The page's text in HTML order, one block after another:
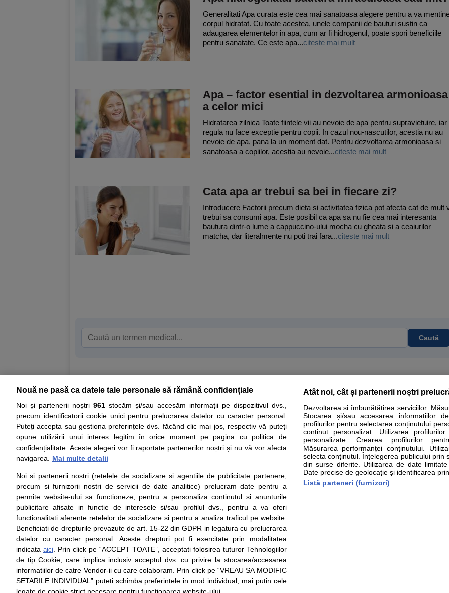
Generalitati Apa curata este cea mai sanatoasa alegere pentru a va
corpul hidratat. Cu toate acestea, unele companii de bauturi sustin ca
adaugarea elementelor in apa, cum ar fi hidrogenul, poate spori beneficiile
pentru sanatate. Ce este apa...citeste mai mult
Apa – factor esential in dezvoltarea armonioasa
a celor mici
Hidratarea zilnica Toate fiintele vii au nevoie de apa pentru supravietuire, iar
regula nu face exceptie pentru copii. In cazul nou-nascutilor, acestia nu au
nevoie de apa, pana la un moment dat. Pentru dezvoltarea armonioasa si
sanatoasa a copiilor, acestia au nevoie...citeste mai mult
Cata apa ar trebui sa bei in fiecare zi?
Introducere Factorii precum dieta si activitatea fizica pot afecta cat de mult
trebui sa consumi apa. Este posibil ca apa sa nu fie cea mai interesanta
bautura dintr-o lume a cappuccino-ului mocha cu gheata si a ceaiurilor
matcha, dar literalmente nu poti trai fara...citeste mai mult
Caută
Resurse: Autoevaluare simptome Interpretare analize Specialitati medicale
Opiniile avizate ale medicilor, sfaturile si orice alte informatii despre sanatate disponibile pe sfatulmedicului.ro au scop informativ si
nici diagnosticul stabilit in urma investigatiilor si analizelor medicale. Va sfatuim, ca pe langa informatia primita pe sfatulmedicului.ro
ii punem la dispozitie pentru programare in sistemul de programari la medic Clickmed.
Despre noi
Contact
Intrebari frecvente
Consultanti
medicali
Termeni si conditii
Politica de
confidentialitate
Politica de cookie
Modifica Setarile Cookie
Drepturile consumatorului
Protectia consumatorilor -
ANPC
Solutionarea Alternativa a
Litigiilor
Info consumator: 0800.080.999
Formulare europene - CNAS
Ministerul Sanatatii - ANMDM
Parteneri
Inscriere clinica
© Copyright © 2005 - 2026
SFATUL MEDICULUI.ro S.A, CUI: RO 38847631, J40/1995/2018, cu sediul in Bucuresti, Bulevardul Pierre de Coubertin, Office
Nouă ne pasă ca datele tale personale să rămână confidențiale
Noi și partenerii noștri 961stocăm și/sau accesăm informații pe dispozitivul dvs.,
precum identificatorii cookie unici pentru prelucrarea datelor cu caracter personal.
Puteți accepta sau gestiona preferințele dvs. făcând clic mai jos, respectiv vă puteți
opune utilizării unui interes legitim în orice moment pe pagina cu politica de
confidențialitate. Aceste alegeri vor fi raportate partenerilor noștri și nu vă vor afecta
navigarea.
Mai multe detalii
Noi si partenerii nostri (retelele de socializare si agentiile de publicitate partenere,
precum si furnizorii nostri de servicii de date analitice) prelucram date pentru a
permite website-ului sa functioneze, pentru a personaliza continutul si anunturile
publicitare afisate in functie de interesele si/sau profilul dvs., pentru a va oferi
functionalitati aferente retelelor de socializare si pentru a analiza traficul pe website.
Beneficiati de drepturile prevazute de art. 15-22 din GDPR in legatura cu prelucrarea
datelor cu caracter personal. Aceste drepturi pot fi exercitate prin modalitatea
indicata aici. Prin click pe “ACCEPT TOATE”, acceptati folosirea tuturor Tehnologiilor
de tip Cookie, care implica inclusiv acceptul dvs. cu privire la stocarea/accesarea
informatiilor de catre Vendor-ii cu care colaboram. Prin click pe “VREAU SA MODIFIC
SETARILE INDIVIDUAL” puteti schimba preferintele in mod individual, mai putin cele
Atât noi, cât și partenerii noștri
Dezvoltarea și îmbunătățirea serviciilor.
Stocarea și/sau accesarea informațiilor
profilurilor pentru selectarea conținutului
conținut personalizat. Utilizarea
personalizate. Crearea profilurilor
Măsurarea performanței conținutului.
selecta conținutul. Înțelegerea publicului prin
din surse diferite. Utilizarea de date
Date precise de geolocație și identificarea
Listă parteneri (furnizori)